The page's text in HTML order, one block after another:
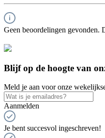
Geen beoordelingen gevonden.
Blijf op de hoogte van
Meld je aan voor onze
Aanmelden
Je bent succesvol ingeschreven!